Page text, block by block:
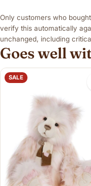
Only customers who
verify this automatically
unchanged, including
Goes well
SALE